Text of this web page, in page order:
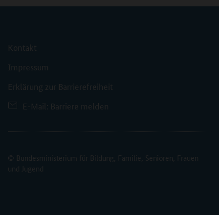
© Bundesministerium für Bildung, Familie, Senioren, Frauen
und Jugend
Kontakt
Impressum
Erklärung zur Barrierefreiheit
E-Mail: Barriere melden